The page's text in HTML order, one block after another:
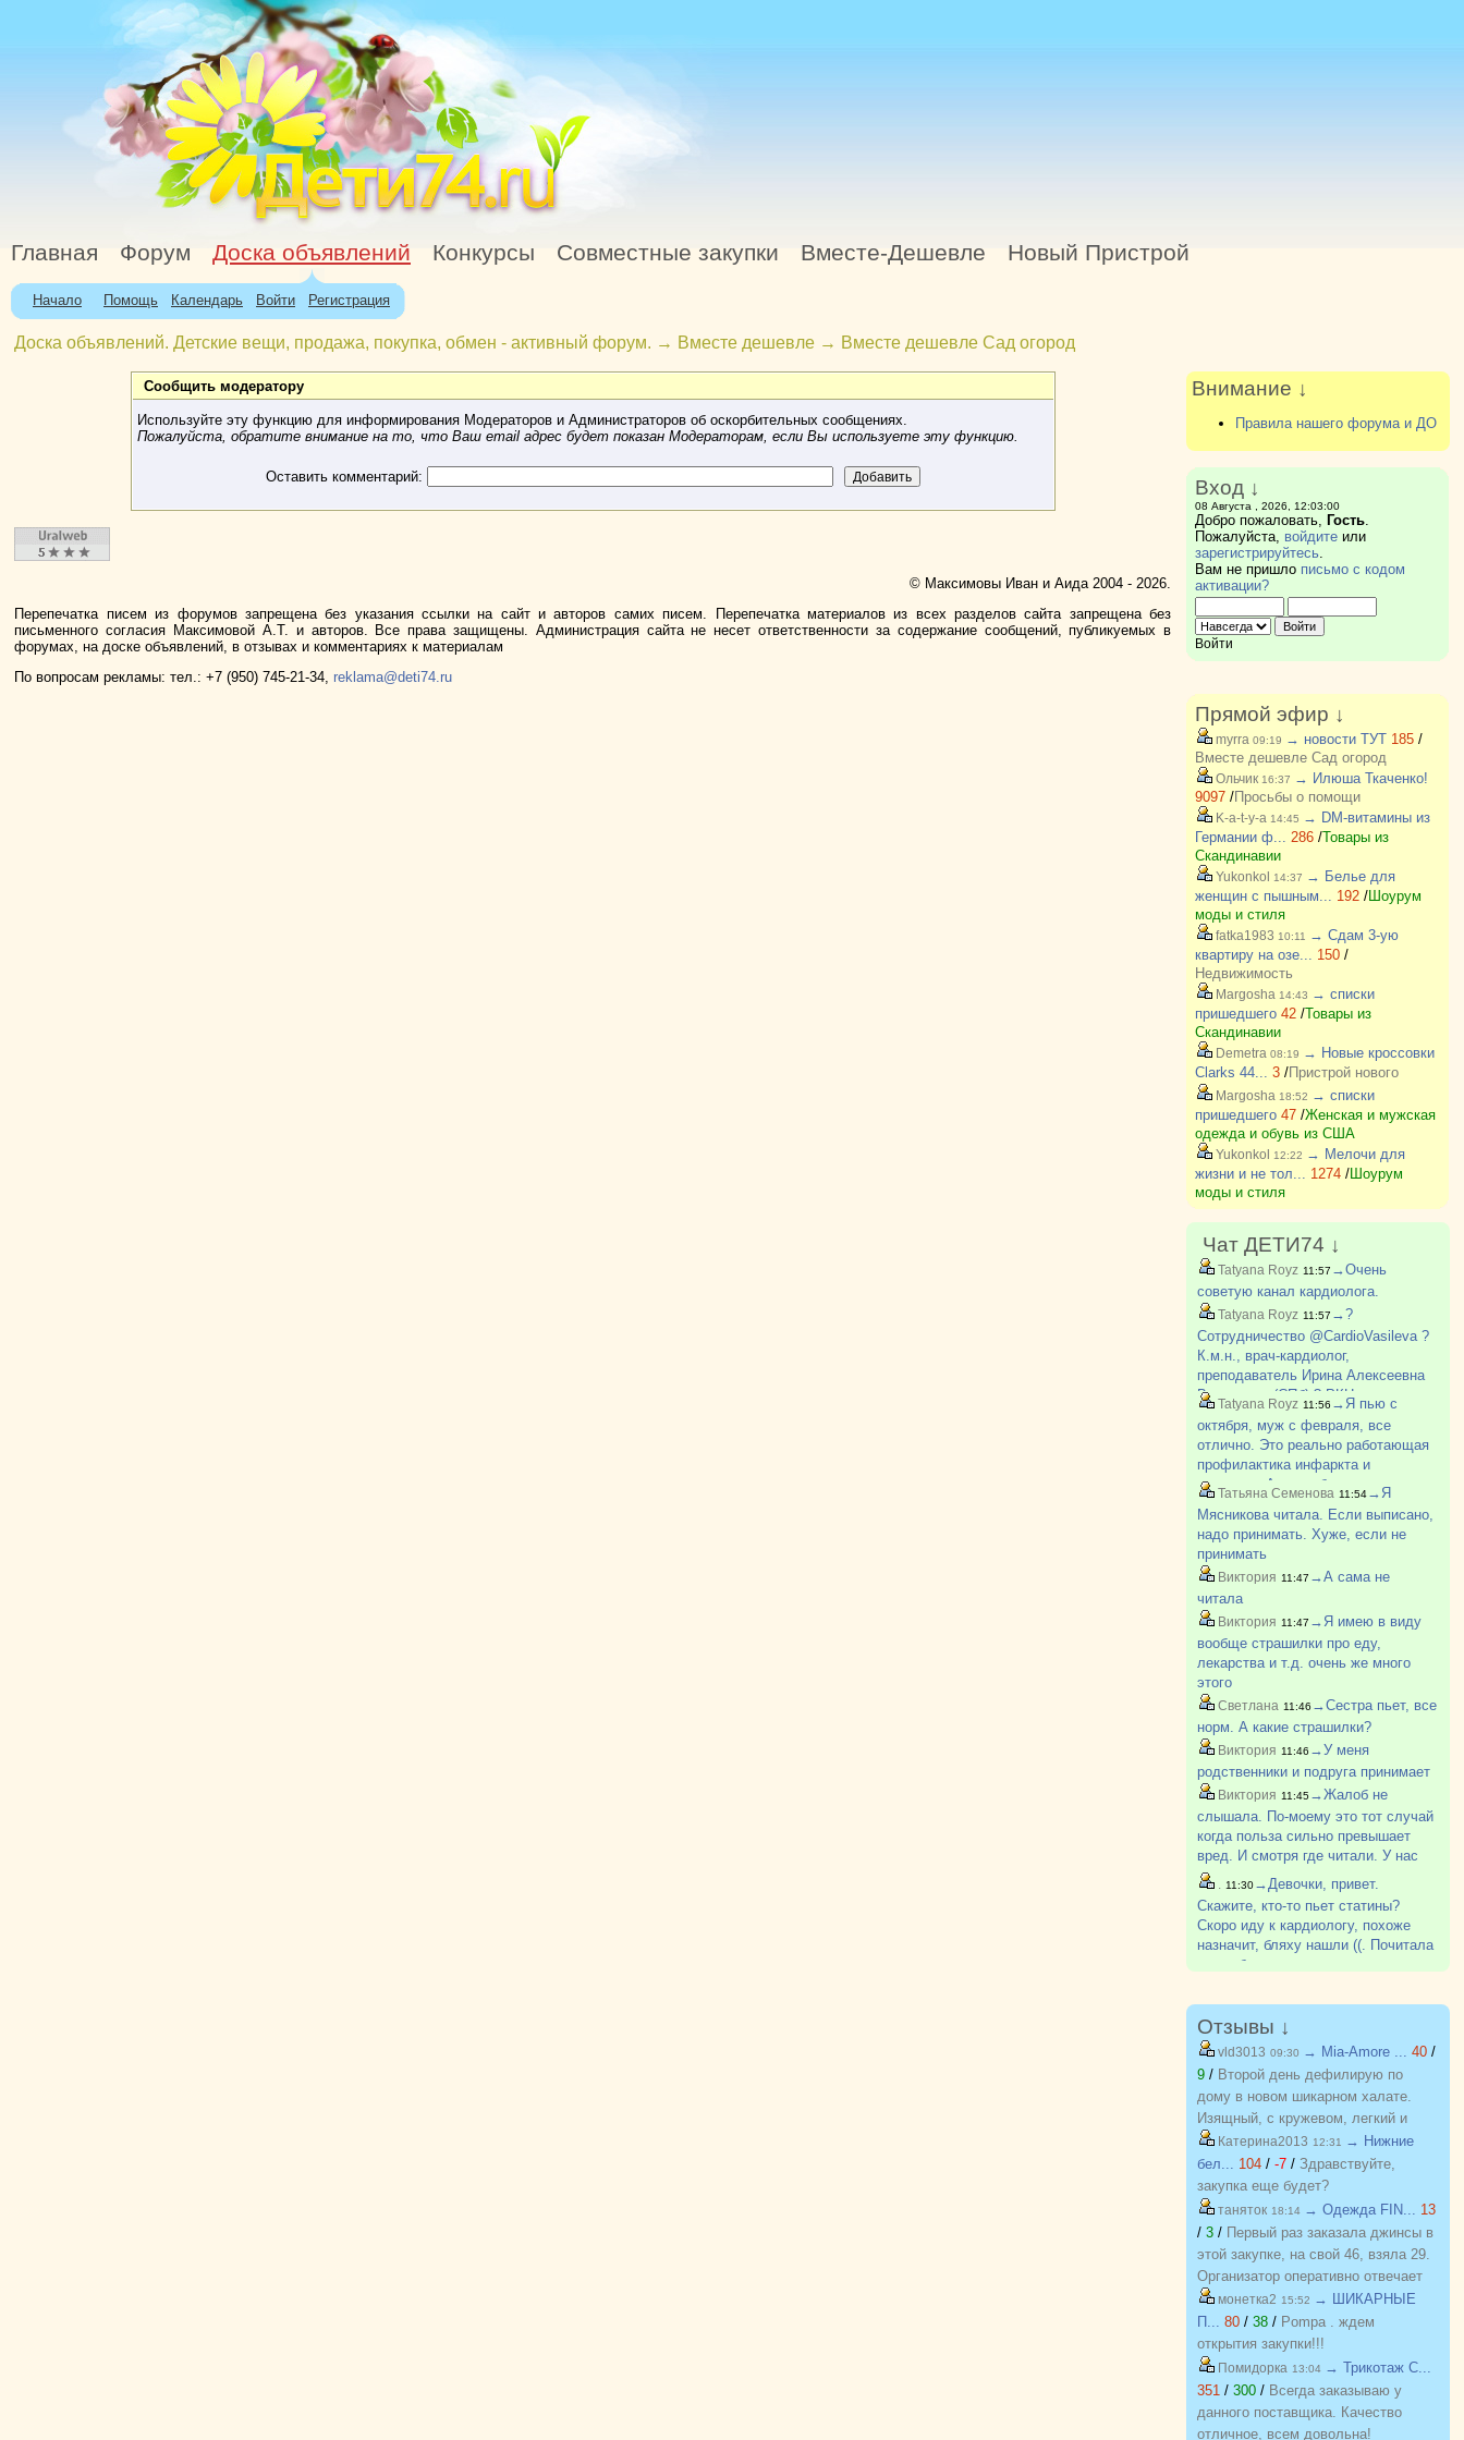
Главная Форум Доска объявлений Конкурсы Совместные закупки Вместе-Дешевле Новый Пристрой
Начало Помощь Календарь Войти Регистрация
Доска объявлений. Детские вещи, продажа, покупка, обмен - активный форум. → Вместе дешевле → Вместе дешевле Сад огород
Сообщить модератору
Используйте эту функцию для информирования Модераторов и Администраторов об оскорбительных сообщениях.
Пожалуйста, обратите внимание на то, что Ваш email адрес будет показан Модераторам, если Вы используете эту функцию.
Оставить комментарий:
© Максимовы Иван и Аида 2004 - 2026.
Перепечатка писем из форумов запрещена без указания ссылки на сайт и авторов самих писем. Перепечатка материалов из всех разделов сайта запрещена без
письменного согласия Максимовой А.Т. и авторов. Все права защищены. Администрация сайта не несет ответственности за содержание сообщений, публикуемых в
форумах, на доске объявлений, в отзывах и комментариях к материалам
По вопросам рекламы: тел.: +7 (950) 745-21-34,reklama@deti74.ru
Внимание ↓
Правила нашего форума и ДО
Вход ↓
08 Августа , 2026, 12:03:00
Добро пожаловать, Гость.
Пожалуйста, войдитеили
зарегистрируйтесь.
Вам не пришло письмо с кодом
активации?
Войти
Прямой эфир ↓
myrra 09:19 → новости ТУТ 185/
Вместе дешевле Сад огород
Ольчик16:37 → Илюша Ткаченко!
9097/Просьбы о помощи
K-a-t-y-a 14:45 → DM-витамины из
Германии ф... 286/Товары из
Скандинавии
Yukonkol 14:37 → Белье для
женщин с пышным... 192/Шоурум
моды и стиля
fatka1983 10:11
→ Сдам 3-ую
квартиру на озе... 150/
Недвижимость
Margosha 14:43 → списки
пришедшего 42/Товары из
Скандинавии
Demetra 08:19 → Новые кроссовки
Clarks 44... 3/Пристрой нового
Margosha 18:52 → списки
пришедшего 47/Женская и мужская
одежда и обувь из США
Yukonkol 12:22 → Мелочи для
жизни и не тол... 1274/Шоурум
моды и стиля
Чат ДЕТИ74 ↓
Tatyana Royz 11:57 →Очень
советую канал кардиолога.
Tatyana Royz 11:57 →?
Сотрудничество @CardioVasileva ?
К.м.н., врач-кардиолог,
преподаватель Ирина Алексеевна
Васильева (СПб) ? РКН
https://knd.gov.ru/license?
https://t.me/dne?
Tatyana Royz 11:56 →Я пью с
октября, муж с февраля, все
отлично. Это реально работающая
профилактика инфаркта и
инсульта. А мракобесие в
здоровью.
Татьяна Семенова 11:54→Я
Мясникова читала. Если выписано,
надо принимать. Хуже, если не
принимать
Виктория 11:47 →А сама не
читала
Виктория 11:47 →Я имею в виду
вообще страшилки про еду,
лекарства и т.д. очень же много
этого
Светлана 11:46 →Сестра пьет, все
норм. А какие страшилки?
Виктория 11:46 →У меня
родственники и подруга принимает
Виктория 11:45→Жалоб не
слышала. По-моему это тот случай
когда польза сильно превышает
вред. И смотря где читали. У нас
страшилки про все и вся прямо
мода писать и снимать. Про
прививки, например, вообще
волосы дыбом
. 11:30→Девочки, привет.
Скажите, кто-то пьет статины?
Скоро иду к кардиологу, похоже
назначит, бляху нашли ((. Почитала
про таблетки, жесть какая-то.
Мама пьет у меня, но она столько
всего пьет?
Отзывы ↓
vld3013 09:30 → Mia-Amore ... 40 /
9 / Второй день дефилирую по
дому в новом шикарном халате.
Изящный, с кружевом, легкий и
красивый. Куплен на распродаже
по отличной цене. Спасибо
организатору за возможность
приобретать красивые вещи по
приятным ценам. Желаю закупке
процветания и долгожительства
Катерина2013 12:31
→ Нижние
бел... 104 / -7 / Здравствуйте,
закупка еще будет?
таняток 18:14 → Одежда FIN... 13
/ 3 / Первый раз заказала джинсы в
этой закупке, на свой 46, взяла 29.
Организатор оперативно отвечает
на вопросы. Спасибо!!!
монетка2 15:52 → ШИКАРНЫЕ
П... 80 / 38 / Pompa . ждем
открытия закупки!!!
Помидорка 13:04 → Трикотаж C...
351 / 300 / Всегда заказываю у
данного поставщика. Качество
отличное, всем довольна!